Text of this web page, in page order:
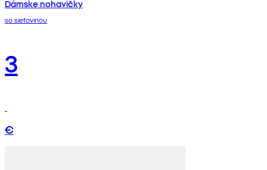
Dámske nohavičky
so sieťovinou
3
€